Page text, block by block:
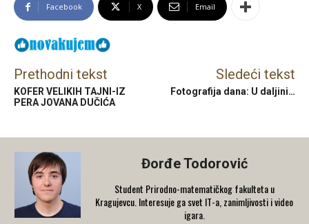
Facebook X Email
Prethodni tekst
KOFER VELIKIH TAJNI-IZ
PERA JOVANA DUČIĆA
Sledeći tekst
Fotografija dana: U daljini…
Đorđe Todorović
Student Prirodno-matematičkog fakulteta u
Kragujevcu. Interesuje ga svet IT-a, zanimljivosti i video
igara.